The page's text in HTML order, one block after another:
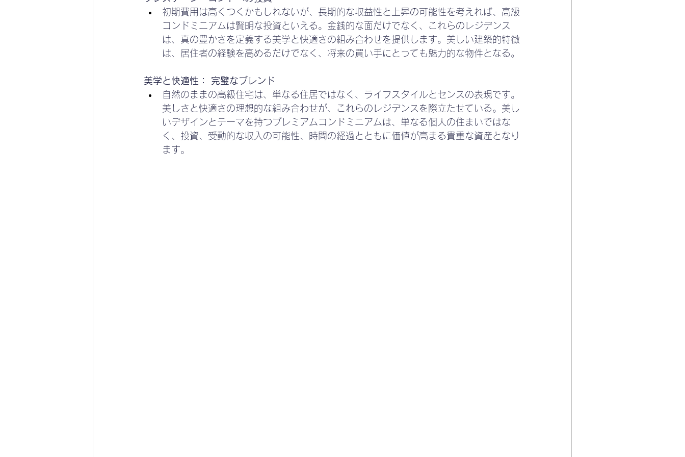
初期費用は高くつくかもしれないが、長期的な収益性と上昇の可能性を考えれば、高級
コンドミニアムは賢明な投資といえる。金銭的な面だけでなく、これらのレジデンス
は、真の豊かさを定義する美学と快適さの組み合わせを提供します。美しい建築的特徴
は、居住者の経験を高めるだけでなく、将来の買い手にとっても魅力的な物件となる。
美学と快適性： 完璧なブレンド
自然のままの高級住宅は、単なる住居ではなく、ライフスタイルとセンスの表現です。
美しさと快適さの理想的な組み合わせが、これらのレジデンスを際立たせている。美し
いデザインとテーマを持つプレミアムコンドミニアムは、単なる個人の住まいではな
く、投資、受動的な収入の可能性、時間の経過とともに価値が高まる貴重な資産となり
ます。